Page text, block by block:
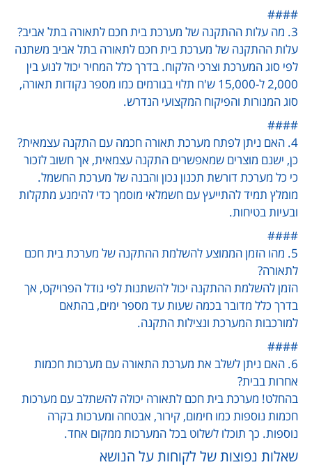
####
3. מה עלות ההתקנה של מערכת בית חכם לתאורה בתל אביב?
עלות ההתקנה של מערכת בית חכם לתאורה בתל אביב משתנה
לפי סוג המערכת וצרכי הלקוח. בדרך כלל המחיר יכול לנוע בין
2,000 ל-15,000 ש'ח תלוי בגורמים כמו מספר נקודות תאורה,
סוג המנורות והפיקוח המקצועי הנדרש.
####
4. האם ניתן לפתח מערכת תאורה חכמה עם התקנה עצמאית?
כן, ישנם מוצרים שמאפשרים התקנה עצמאית, אך חשוב לזכור
כי כל מערכת דורשת תכנון נכון והבנה של מערכת החשמל.
מומלץ תמיד להתייעץ עם חשמלאי מוסמך כדי להימנע מתקלות
ובעיות בטיחות.
####
5. מהו הזמן הממוצע להשלמת ההתקנה של מערכת בית חכם
לתאורה?
הזמן להשלמת ההתקנה יכול להשתנות לפי גודל הפרויקט, אך
בדרך כלל מדובר בכמה שעות עד מספר ימים, בהתאם
למורכבות המערכת ונצילות התקנה.
####
6. האם ניתן לשלב את מערכת התאורה עם מערכות חכמות
אחרות בבית?
בהחלט! מערכת בית חכם לתאורה יכולה להשתלב עם מערכות
חכמות נוספות כמו חימום, קירור, אבטחה ומערכות בקרה
נוספות. כך תוכלו לשלוט בכל המערכות ממקום אחד.
שאלות נפוצות של לקוחות על הנושא